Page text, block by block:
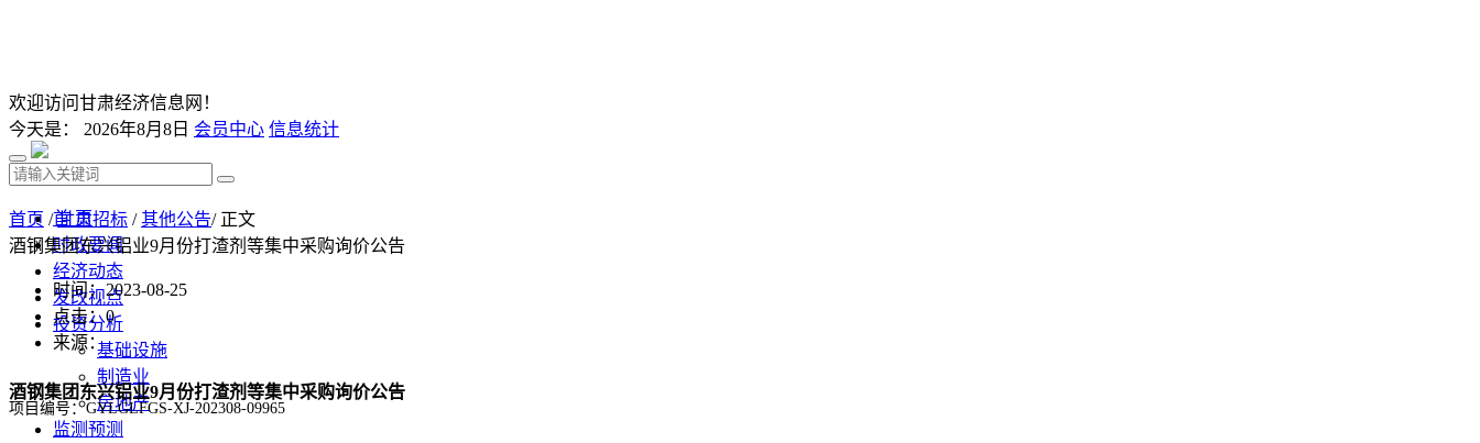
欢迎访问甘肃经济信息网！
今天是： 2026年8月8日 会员中心 信息统计
首 页
时政要闻
经济动态
发改视点
投资分析
基础设施
制造业
房地产
监测预测
首页 /甘肃招标 /其他公告/ 正文
酒钢集团东兴铝业9月份打渣剂等集中采购询价公告
时间：2023-08-25
点击：0
来源：
酒钢集团东兴铝业9月份打渣剂等集中采购询价公告
项目编号：GYLGLFGS-XJ-202308-09965